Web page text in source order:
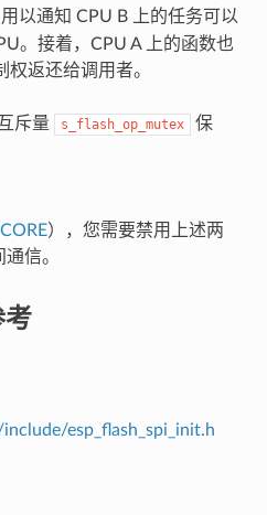
以通知 CPU B 上的任务可以
。接着，CPU A 上的函数也
权返还给调用者。
斥量 s_flash_op_mutex
保
），您需要禁用上述两
信。
esp_flash_spi_init.h